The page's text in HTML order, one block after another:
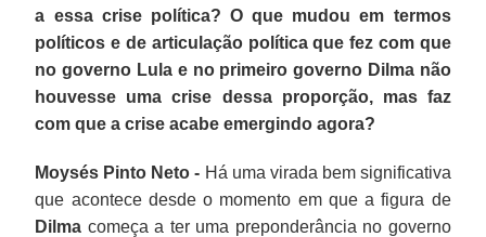
a essa crise política? O que mudou em termos
políticos e de articulação política que fez com que
no governo Lula e no primeiro governo Dilma não
houvesse uma crise dessa proporção, mas faz
com que a crise acabe emergindo agora?
Moysés Pinto Neto - Há uma virada bem significativa
que acontece desde o momento em que a figura de
Dilma começa a ter uma preponderância no governo